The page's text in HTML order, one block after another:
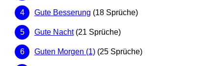
Gute Besserung (18 Sprüche)
Gute Nacht(21 Sprüche)
Guten Morgen (1) (25 Sprüche)